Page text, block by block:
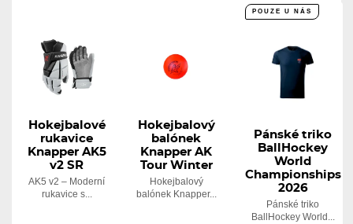
Hokejbalové
rukavice
Knapper AK5
v2 SR
AK5 v2 – Moderní
rukavice s...
Hokejbalový
balónek
Knapper AK
Tour Winter
Hokejbalový
balónek Knapper...
POUZE U NÁS
Pánské triko
BallHockey
World
Championships
2026
Pánské triko
BallHockey World...